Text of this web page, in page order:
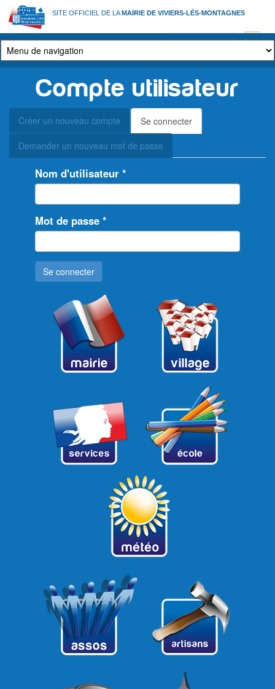
Aller
au
contenu
principal
SITE OFFICIEL DE LAMAIRIE DE VIVIERS-LÉS-MONTAGNES
Compte utilisateur
Onglets
principaux
Créer un nouveau compte Se connecter
actif)
Demander un nouveau mot de passe
Nom d'utilisateur *
Mot de passe *
Se connecter